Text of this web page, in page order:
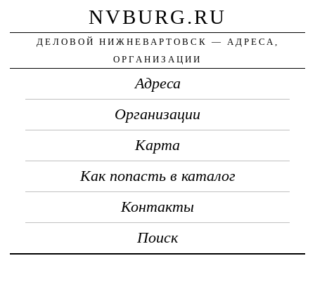
NVBURG.RU
ДЕЛОВОЙ НИЖНЕВАРТОВСК — АДРЕСА,
ОРГАНИЗАЦИИ
Адреса
Организации
Карта
Как попасть в каталог
Контакты
Поиск